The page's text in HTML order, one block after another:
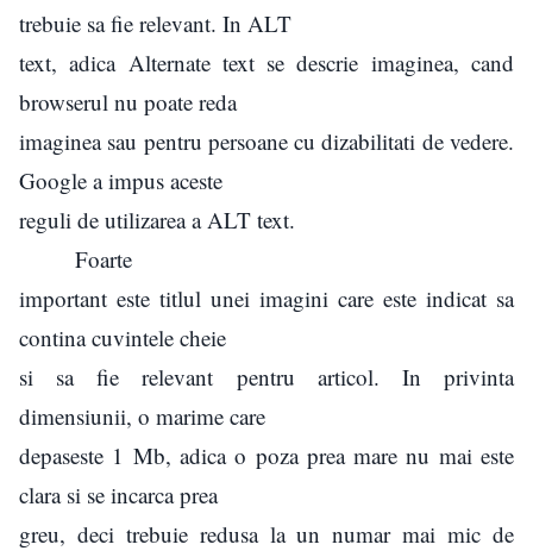
trebuie sa fie relevant. In ALT
text, adica Alternate text se descrie imaginea, cand
browserul nu poate reda
imaginea sau pentru persoane cu dizabilitati de vedere.
Google a impus aceste
reguli de utilizarea a ALT text.
Foarte
important este titlul unei imagini care este indicat sa
contina cuvintele cheie
si sa fie relevant pentru articol. In privinta
dimensiunii, o marime care
depaseste 1 Mb, adica o poza prea mare nu mai este
clara si se incarca prea
greu, deci trebuie redusa la un numar mai mic de